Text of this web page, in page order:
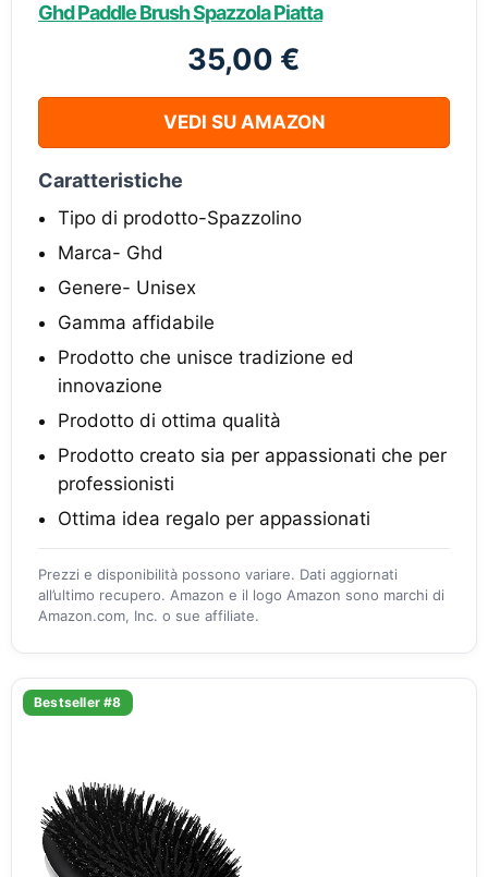
Ghd Paddle Brush Spazzola Piatta
35,00 €
VEDI SU AMAZON
Caratteristiche
Tipo di prodotto-Spazzolino
Marca- Ghd
Genere- Unisex
Gamma affidabile
Prodotto che unisce tradizione ed
innovazione
Prodotto di ottima qualità
Prodotto creato sia per appassionati che per
professionisti
Ottima idea regalo per appassionati
Prezzi e disponibilità possono variare. Dati aggiornati
all’ultimo recupero. Amazon e il logo Amazon sono marchi di
Amazon.com, Inc. o sue affiliate.
Bestseller #8